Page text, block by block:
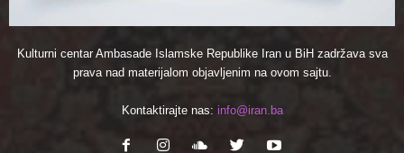
Kulturni centar Ambasade Islamske Republike Iran u BiH zadržava sva
prava nad materijalom objavljenim na ovom sajtu.
Kontaktirajte nas: info@iran.ba